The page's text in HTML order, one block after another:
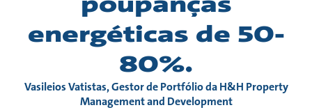
energéticas de 50-
80%.
Vasileios Vatistas, Gestor de Portfólio da H&H Property
Management and Development